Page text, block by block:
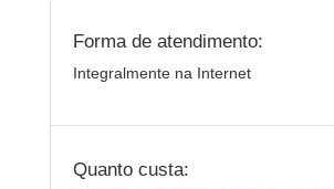
Forma de atendimento:
Integralmente na Internet
Quanto custa: